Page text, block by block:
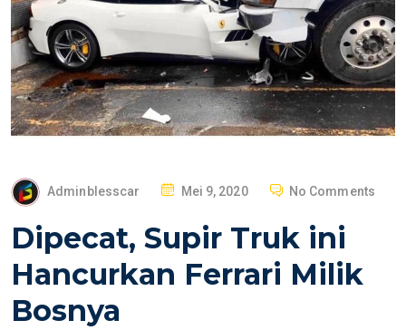
Adminblesscar
P
S
Mei 9, 2020 No Comments
Dipecat, Supir Truk ini
Hancurkan Ferrari Milik
Bosnya